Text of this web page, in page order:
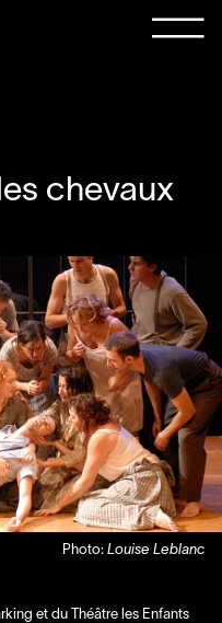
chevaux
Photo: Louise Leblanc
et du Théâtre les Enfants